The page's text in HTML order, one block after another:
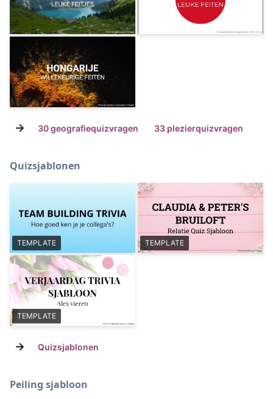
→ 30 geografiequizvragen 33 plezierquizvragen
Quizsjablonen
TEMPLATE TEMPLATE
TEMPLATE
→ Quizsjablonen
Peiling sjabloon